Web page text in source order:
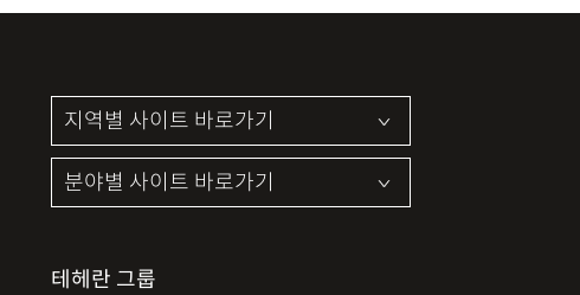
테헤란 그룹